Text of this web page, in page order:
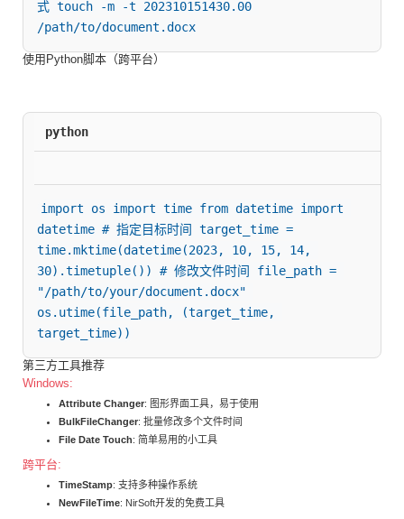
式 touch -m -t 202310151430.00
/path/to/document.docx
使用Python脚本（跨平台）
python
import os import time from datetime import
datetime # 指定目标时间 target_time =
time.mktime(datetime(2023, 10, 15, 14,
30).timetuple()) # 修改文件时间 file_path =
"/path/to/your/document.docx"
os.utime(file_path, (target_time,
target_time))
第三方工具推荐
Windows:
Attribute Changer: 图形界面工具，易于使用
BulkFileChanger: 批量修改多个文件时间
File Date Touch: 简单易用的小工具
跨平台:
TimeStamp: 支持多种操作系统
NewFileTime: NirSoft开发的免费工具